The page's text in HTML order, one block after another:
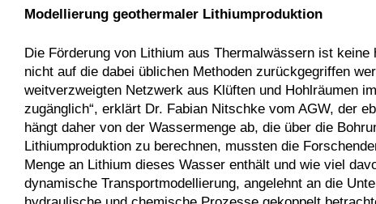
Modellierung geothermaler Lithiumproduktion
Die Förderung von Lithium aus Thermalwässern ist
nicht auf die dabei üblichen Methoden zurückgegriffen
weitverzweigten Netzwerk aus Klüften und Hohlräumen
zugänglich“, erklärt Dr. Fabian Nitschke vom AGW, der
hängt daher von der Wassermenge ab, die über die
Lithiumproduktion zu berechnen, mussten die
Menge an Lithium dieses Wasser enthält und wie viel
dynamische Transportmodellierung, angelehnt an die